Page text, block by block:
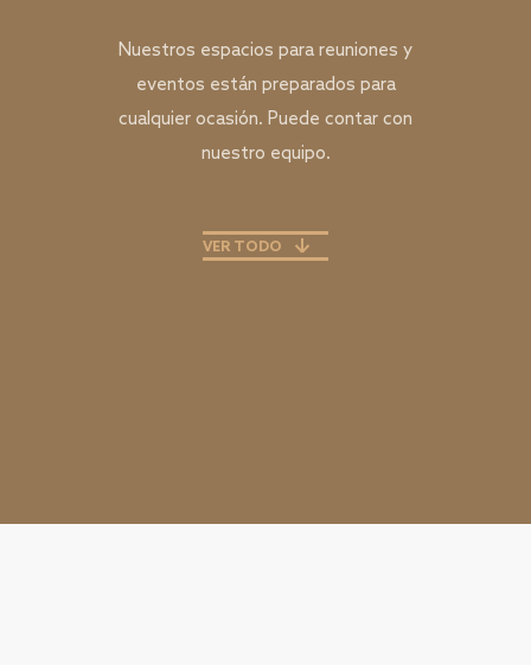
Nuestros espacios para reuniones y
eventos están preparados para
cualquier ocasión. Puede contar con
nuestro equipo.
VER TODO